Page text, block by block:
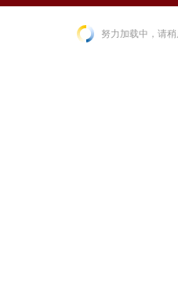
努力加载中，请稍